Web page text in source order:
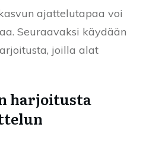
ajattelutapaa voi
Seuraavaksi käydään
joilla alat
harjoitusta